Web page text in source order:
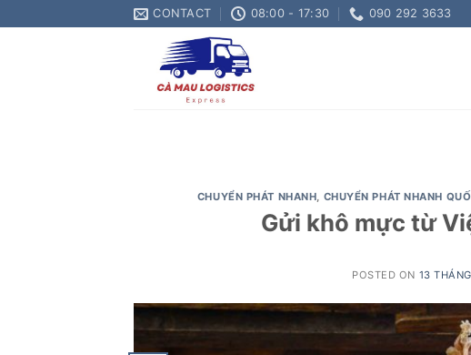
to
CONTACT 08:00 - 17:30 090 292 3633
CHUYỂN PHÁT NHANH, CHUYỂN PHÁT NHANH
Gửi khô mực từ
POSTED ON 13